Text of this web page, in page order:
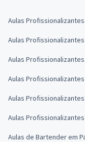
Aulas
Aulas
Aulas
Aulas
Aulas
Aulas
Aulas de Bartender em